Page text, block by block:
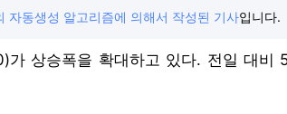
자동생성 알고리즘에 의해서 작성된 기사입니다.
가 상승폭을 확대하고 있다. 전일 대비